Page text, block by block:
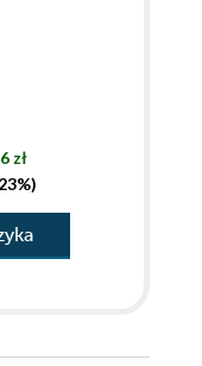
zł